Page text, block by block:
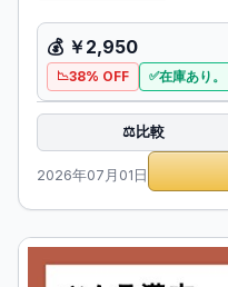
💰 ￥2,950
38% OFF 在庫あり。
⚖️比較
2026年07月01日